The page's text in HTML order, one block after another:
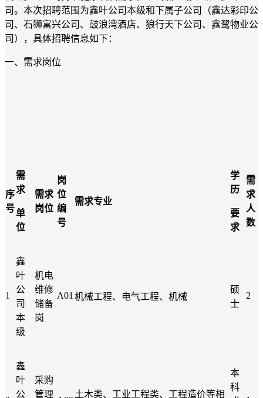
司。本次招聘范围为鑫叶公司本级和下属子公司（鑫达彩印公
司、石狮富兴公司 、 鼓浪湾酒店、狼行天下公司、鑫鹭物业公
司 ），具体招聘信息如下：
一、需求岗位
序
号
需
求
单
位
需求
岗位
岗
位
编
号
需求专业
学
历
要
求
需
求
人
数
1
鑫
叶
公
司
本
级
机电
维修
储备
岗
A01 机械工程、电气工程、机械
硕
士
2
鑫
叶
公
采购
管理
土木类、工业工程类、工程造价等相
本
科